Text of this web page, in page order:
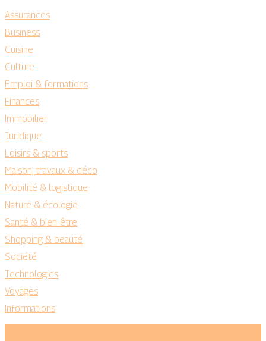
Assurances
Business
Cuisine
Culture
Emploi & formations
Finances
Immobilier
Juridique
Loisirs & sports
Maison, travaux & déco
Mobilité & logistique
Nature & écologie
Santé & bien-être
Shopping & beauté
Société
Technologies
Voyages
Informations